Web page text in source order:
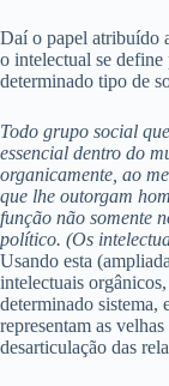
Daí o papel atribuído
o intelectual se
determinado tipo de
Todo grupo social
essencial dentro do
organicamente, ao
que lhe outorgam
função não somente
político. (Os
Usando esta
intelectuais
determinado sistema,
representam as
desarticulação das